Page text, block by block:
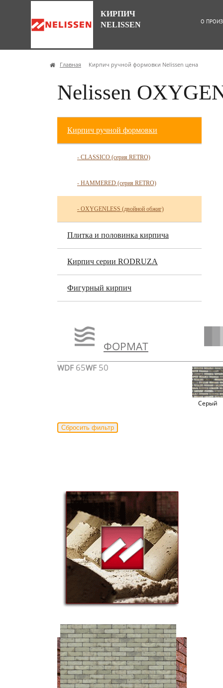
КИРПИЧ
NELISSEN
О
Главная Кирпич ручной формовки Nelissen цена
Nelissen
Кирпич ручной формовки
- CLASSICO (серия RETRO)
- HAMMERED (серия RETRO)
- OXYGENLESS (двойной обжиг)
Плитка и половинка кирпича
Кирпич серии RODRUZA
Фигурный кирпич
ФОРМАТ
WDF 65WF 50
Серый